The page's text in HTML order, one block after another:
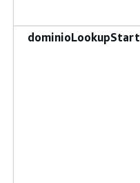
dominioLookupStart